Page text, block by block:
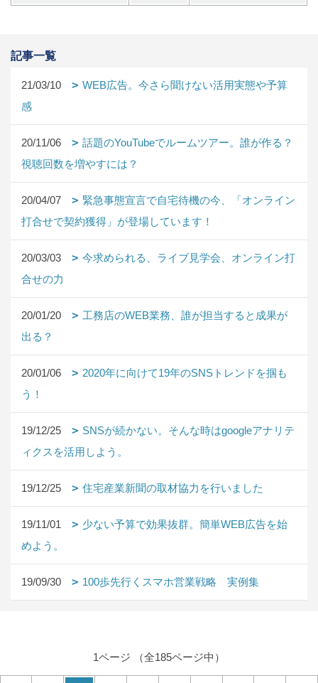
記事一覧
21/03/10
WEB広告。今さら聞けない活用実態や予算
感
20/11/06
話題のYouTubeでルームツアー。誰が作る？
視聴回数を増やすには？
20/04/07
緊急事態宣言で自宅待機の今、「オンライン
打合せで契約獲得」が登場しています！
20/03/03
今求められる、ライブ見学会、オンライン打
合せの力
20/01/20
工務店のWEB業務、誰が担当すると成果が
出る？
20/01/06
2020年に向けて19年のSNSトレンドを掴も
う！
19/12/25
SNSが続かない。そんな時はgoogleアナリテ
ィクスを活用しよう。
19/12/25 住宅産業新聞の取材協力を行いました
19/11/01
少ない予算で効果抜群。簡単WEB広告を始
めよう。
19/09/30 100歩先行くスマホ営業戦略 実例集
1ページ （全185ページ中）